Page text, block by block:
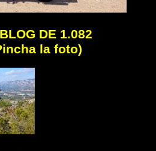
DE 1.082
la foto)